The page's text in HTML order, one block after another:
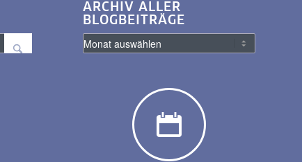
ARCHIV ALLER
BLOGBEITRÄGE